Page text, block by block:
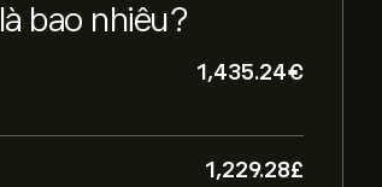
là bao nhiêu?
1,435.24‎€‎
1,229.28‎£‎